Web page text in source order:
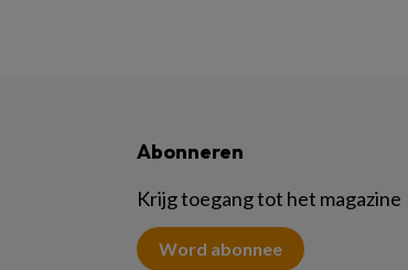
Abonneren
Krijg toegang tot het magazine
Word abonnee